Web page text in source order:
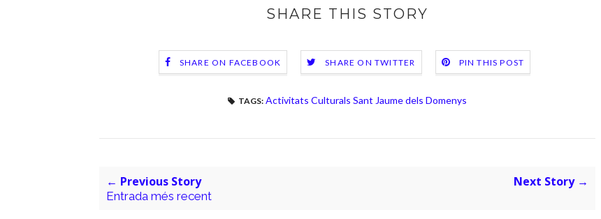
SHARE THIS STORY
SHARE ON FACEBOOK SHARE ON TWITTER PIN THIS POST
TAGS: Activitats Culturals Sant Jaume dels Domenys
← Previous Story
Entrada més recent
Next Story →